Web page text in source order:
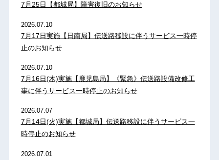
7月25日【都城局】障害復旧のお知らせ
2026.07.10
7月17日実施【日南局】伝送路移設に伴うサービス一時停
止のお知らせ
2026.07.10
7月16日(木)実施【鹿児島局】《緊急》伝送路設備改修工
事に伴うサービス一時停止のお知らせ
2026.07.07
7月14日(火)実施【都城局】伝送路移設に伴うサービス一
時停止のお知らせ
2026.07.01